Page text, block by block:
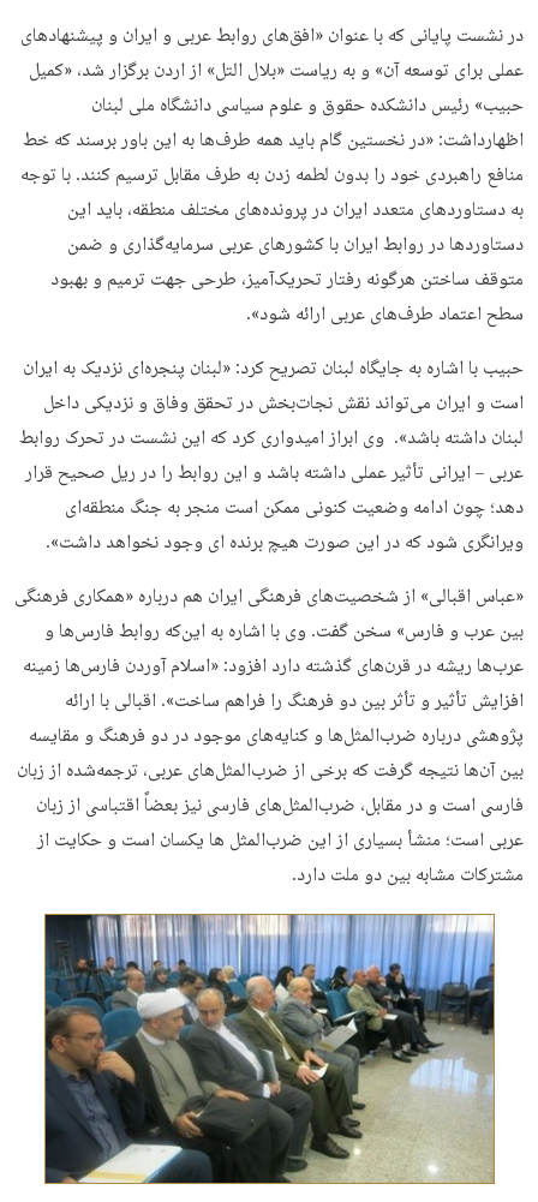
در نشست پایانی که با عنوان «افق‌های روابط عربی و ایران و پیشنهادهای
عملی برای توسعه آن» و به ریاست «بلال التل» از اردن برگزار شد، «کمیل
حبیب» رئیس دانشکده حقوق و علوم سیاسی دانشگاه ملی لبنان
اظهارداشت: «در نخستین گام باید همه طرف‌ها به این باور برسند که خط
منافع راهبردی خود را بدون لطمه زدن به طرف مقابل ترسیم کنند. با توجه
به دستاوردهای متعدد ایران در پرونده‌های مختلف منطقه، باید این
دستاوردها در روابط ایران با کشورهای عربی سرمایه‌گذاری و ضمن
متوقف ساختن هرگونه رفتار تحریک‌آمیز، طرحی جهت ترمیم و بهبود
سطح اعتماد طرف‌های عربی ارائه شود».
حبیب با اشاره به جایگاه لبنان تصریح کرد: «لبنان پنجره‌ای نزدیک به ایران
است و ایران می‌تواند نقش نجات‌بخش در تحقق وفاق و نزدیکی داخل
لبنان داشته باشد». وی ابراز امیدواری کرد که این نشست در تحرک روابط
عربی – ایرانی تأثیر عملی داشته باشد و این روابط را در ریل صحیح قرار
دهد؛ چون ادامه وضعیت کنونی ممکن است منجر به جنگ منطقه‌ای
ویرانگری شود که در این صورت هیچ برنده ای وجود نخواهد داشت».
«عباس اقبالی» از شخصیت‌های فرهنگی ایران هم درباره «همکاری فرهنگی
بین عرب و فارس» سخن گفت. وی با اشاره به این‌که روابط فارس‌ها و
عرب‌ها ریشه در قرن‌های گذشته دارد افزود: «اسلام آوردن فارس‌ها زمینه
افزایش تأثیر و تأثر بین دو فرهنگ را فراهم ساخت». اقبالی با ارائه
پژوهشی درباره ضرب‌المثل‌ها و کنایه‌های موجود در دو فرهنگ و مقایسه
بین آن‌ها نتیجه گرفت که برخی از ضرب‌المثل‌های عربی، ترجمه‌شده از زبان
فارسی است و در مقابل، ضرب‌المثل‌های فارسی نیز بعضاً اقتباسی از زبان
عربی است؛ منشأ بسیاری از این ضرب‌المثل ها یکسان است و حکایت از
مشترکات مشابه بین دو ملت دارد.